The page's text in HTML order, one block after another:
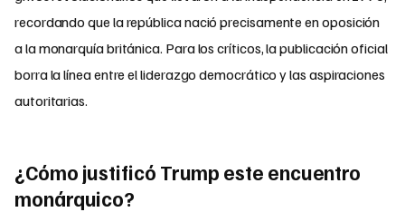
recordando que la república nació precisamente en oposición
a la monarquía británica. Para los críticos, la publicación oficial
borra la línea entre el liderazgo democrático y las aspiraciones
autoritarias.
¿Cómo justificó Trump este encuentro
monárquico?